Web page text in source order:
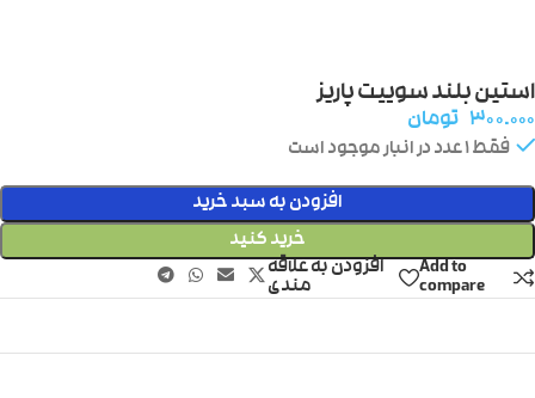
استین بلند سوییت پاریز
۳۰۰.۰۰۰ تومان
فقط 1 عدد در انبار موجود است
افزودن به سبد خرید
خرید کنید
Add to
compare
افزودن به علاقه
مندی